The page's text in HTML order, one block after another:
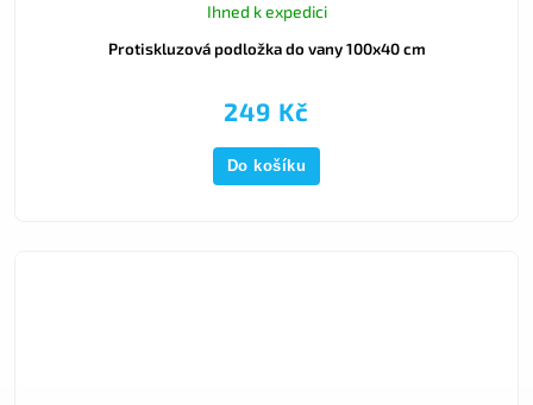
Protiskluzová podložka do vany 100x40 cm
Ihned k expedici
249 Kč
Do košíku